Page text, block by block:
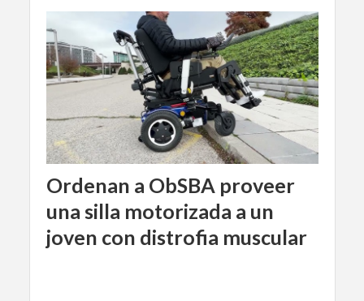
Ordenan a ObSBA proveer
una silla motorizada a un
joven con distrofia muscular